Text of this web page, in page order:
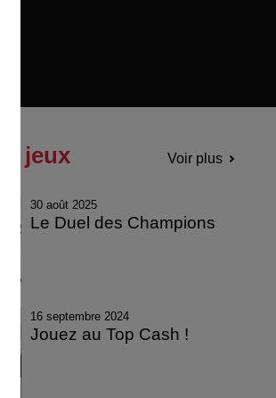
jeux Voir plus
30 août 2025
Le Duel des Champions
16 septembre 2024
Jouez au Top Cash !